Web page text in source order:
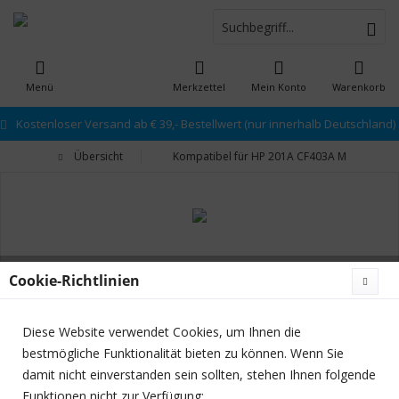
Kostenloser Versand ab € 39,- Bestellwert (nur innerhalb Deutschland)
Warenkorb
Merkzettel Mein Konto
Menü
Übersicht Kompatibel für HP 201A CF403A Magenta
Cookie-Richtlinien
Diese Website verwendet Cookies, um Ihnen die
bestmögliche Funktionalität bieten zu können. Wenn Sie
damit nicht einverstanden sein sollten, stehen Ihnen folgende
Funktionen nicht zur Verfügung: